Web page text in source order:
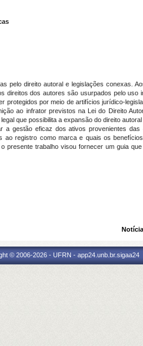
pelo direito autoral e legislações conexas.
direitos dos autores são usurpados pelo uso
protegidos por meio de artifícios jurídico-
ao infrator previstos na Lei do Direito
que possibilita a expansão do direito
a gestão eficaz dos ativos provenientes das
registro como marca e quais os
presente trabalho visou fornecer um guia
© 2006-2026 - UFRN - app24.unb.br.sigaa24